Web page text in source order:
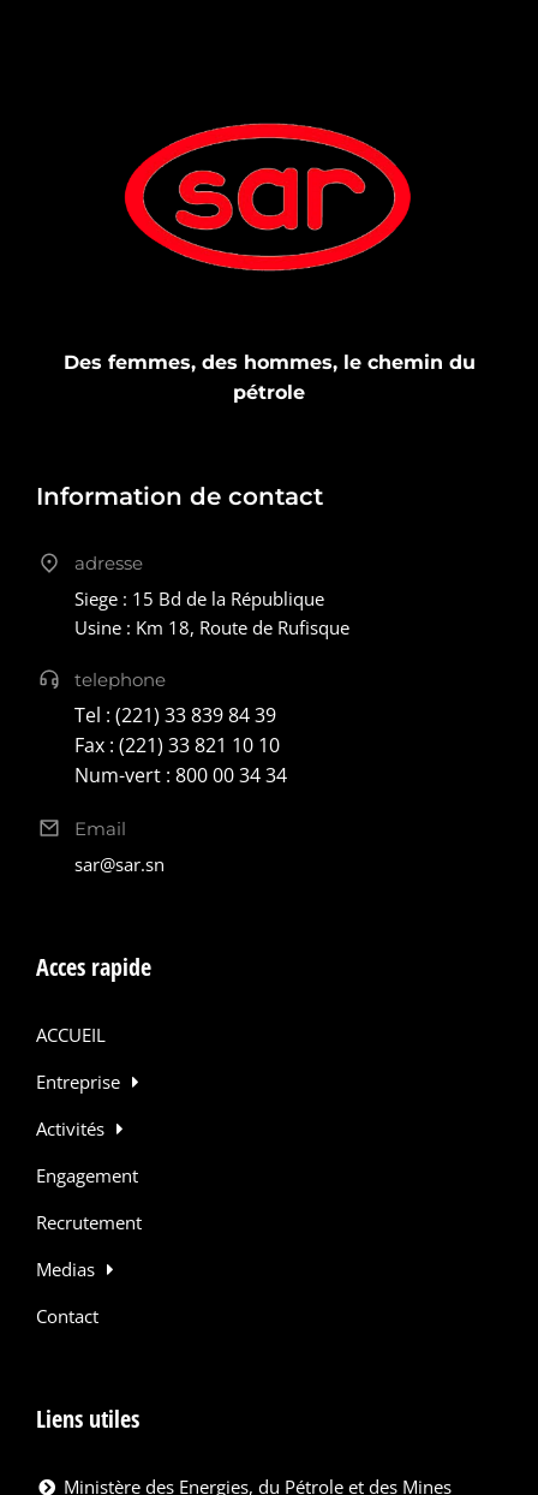
Des femmes, des hommes, le chemin du
pétrole
Information de contact
adresse
Siege : 15 Bd de la République
Usine : Km 18, Route de Rufisque
telephone
Tel : (221) 33 839 84 39
Fax : (221) 33 821 10 10
Num-vert : 800 00 34 34
Email
sar@sar.sn
Acces rapide
ACCUEIL
Entreprise
Activités
Engagement
Recrutement
Medias
Contact
Liens utiles
Ministère des Energies, du Pétrole et des Mines